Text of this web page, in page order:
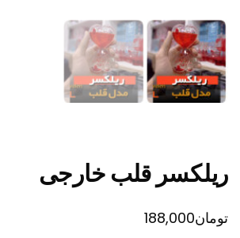
ریلکسر قلب خارجی
تومان188,000